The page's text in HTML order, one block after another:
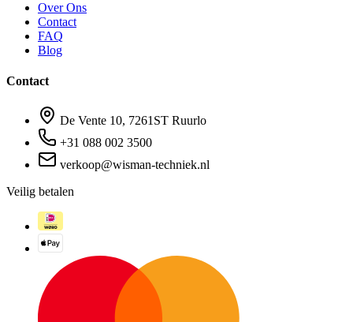
Over Ons
Contact
FAQ
Blog
Contact
De Vente 10, 7261ST Ruurlo
+31 088 002 3500
verkoop@wisman-techniek.nl
Veilig betalen